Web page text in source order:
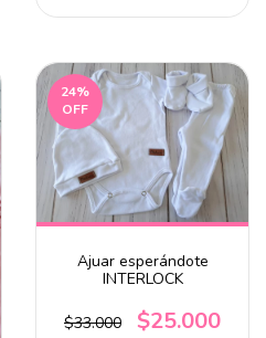
24%
OFF
Ajuar esperándote
INTERLOCK
$33.000 $25.000